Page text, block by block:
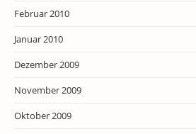
Februar 2010
Januar 2010
Dezember 2009
November 2009
Oktober 2009